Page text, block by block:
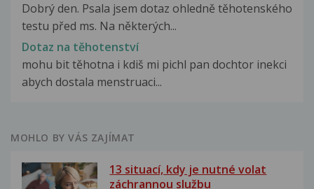
Dobrý den. Psala jsem dotaz ohledně těhotenského
testu před ms. Na některých...
Dotaz na těhotenství
mohu bit těhotna i kdiš mi pichl pan dochtor inekci
abych dostala menstruaci...
MOHLO BY VÁS ZAJÍMAT
13 situací, kdy je nutné volat
záchrannou službu